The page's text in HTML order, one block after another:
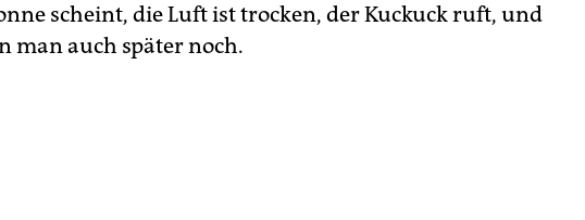
scheint, die Luft ist trocken, der Kuckuck ruft, und
man auch später noch.